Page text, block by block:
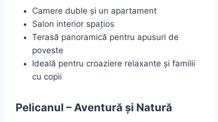
Camere duble și un apartament
Salon interior spațios
Terasă panoramică pentru apusuri de
poveste
Ideală pentru croaziere relaxante și familii
cu copii
Pelicanul – Aventură și Natură